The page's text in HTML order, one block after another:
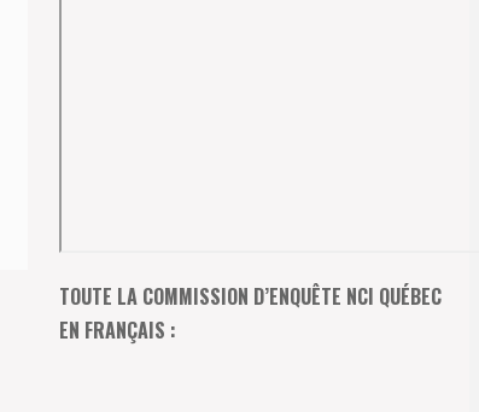
TOUTE LA COMMISSION D’ENQUÊTE NCI QUÉBEC
EN FRANÇAIS :